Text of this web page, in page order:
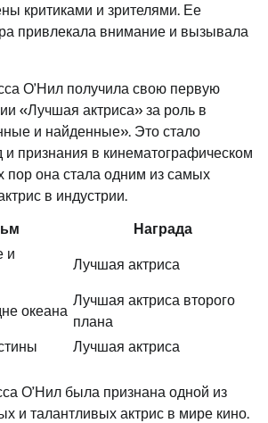
критиками и зрителями. Ее
привлекала внимание и вызывала
О’Нил получила свою первую
«Лучшая актриса» за роль в
и найденные». Это стало
признания в кинематографическом
пор она стала одним из самых
в индустрии.
Награда
и
Лучшая актриса
океана
Лучшая актриса второго
плана
Лучшая актриса
О’Нил была признана одной из
и талантливых актрис в мире кино.